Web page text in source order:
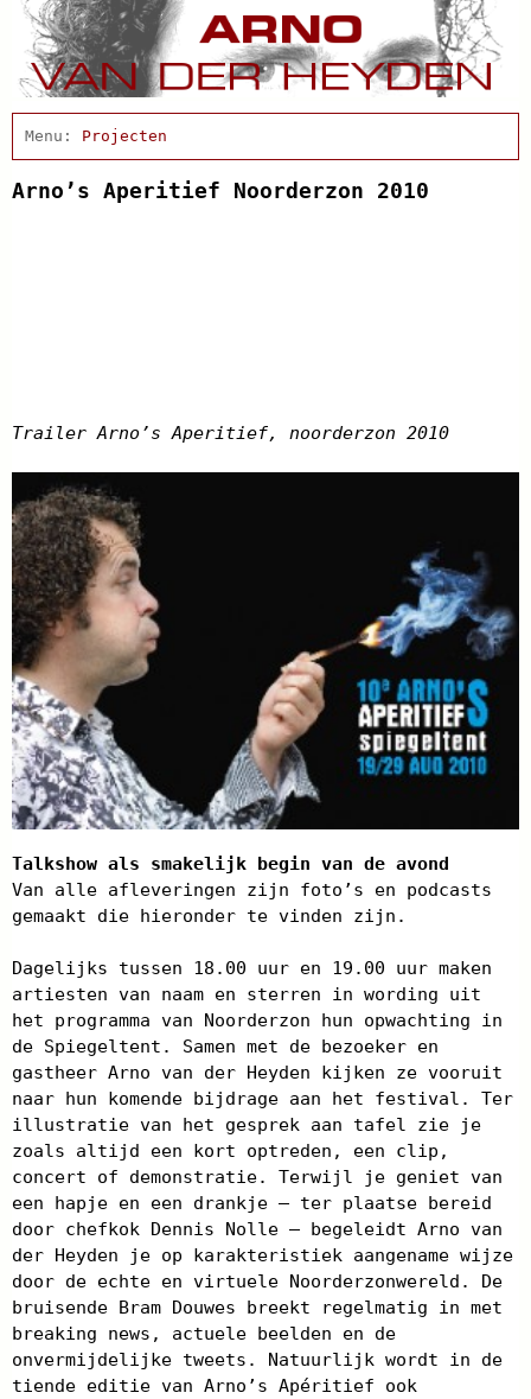
Home
Afscheidsbijeenkomst
Condoleance
Actueel
Projecten
Contact
Arno’s Aperitief Noorderzon 2010
Trailer Arno’s Aperitief, noorderzon 2010
Talkshow als smakelijk begin van de avond
Van alle afleveringen zijn foto’s en podcasts
gemaakt die hieronder te vinden zijn.
Dagelijks tussen 18.00 uur en 19.00 uur maken
artiesten van naam en sterren in wording uit
het programma van Noorderzon hun opwachting in
de Spiegeltent. Samen met de bezoeker en
gastheer Arno van der Heyden kijken ze vooruit
naar hun komende bijdrage aan het festival. Ter
illustratie van het gesprek aan tafel zie je
zoals altijd een kort optreden, een clip,
concert of demonstratie. Terwijl je geniet van
een hapje en een drankje – ter plaatse bereid
door chefkok Dennis Nolle – begeleidt Arno van
der Heyden je op karakteristiek aangename wijze
door de echte en virtuele Noorderzonwereld. De
bruisende Bram Douwes breekt regelmatig in met
breaking news, actuele beelden en de
onvermijdelijke tweets. Natuurlijk wordt in de
tiende editie van Arno’s Apéritief ook